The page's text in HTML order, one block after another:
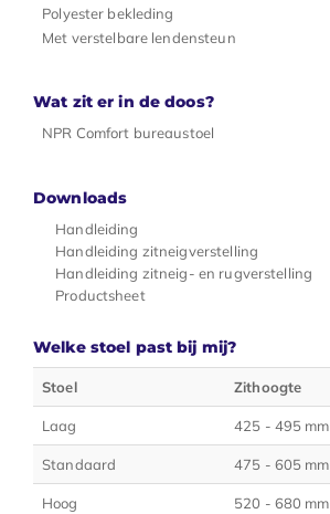
Polyester bekleding
Met verstelbare lendensteun
Wat zit er in de doos?
NPR Comfort bureaustoel
Downloads
Handleiding
Handleiding zitneigverstelling
Handleiding zitneig- en rugverstelling
Productsheet
Welke stoel past bij mij?
Stoel Zithoogte
Laag 425 - 495 mm
Standaard 475 - 605 mm
Hoog 520 - 680 mm